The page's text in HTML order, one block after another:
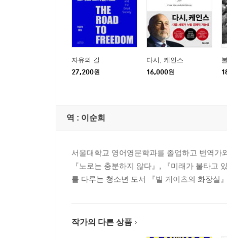
부유층을 위한 미국식 사회주의
99퍼센트에게 불리한 세금 시스템
이윤의 세계화를 넘어 세금의 세계화로
롬니의 잘못된 논리
5부 불평등의 결과
6부 정책과 불평등의 관계
서머스가 아니라 옐런이 연준을 이끌어야 하는 이유
정신 나간 미국의 식량 정책
세계화의 그늘
인도의 현명한 특허권 결정
자유의 길
27,200원
다시, 케인스
16,000원
역 : 이순희
서울대학교 영어영문학과를 졸업하고 번역
『노로는 충분하지 않다』, 『미래가 불타고
를 다루는 청소년 도서 『빌 게이츠의 화장실
작가의 다른 상품